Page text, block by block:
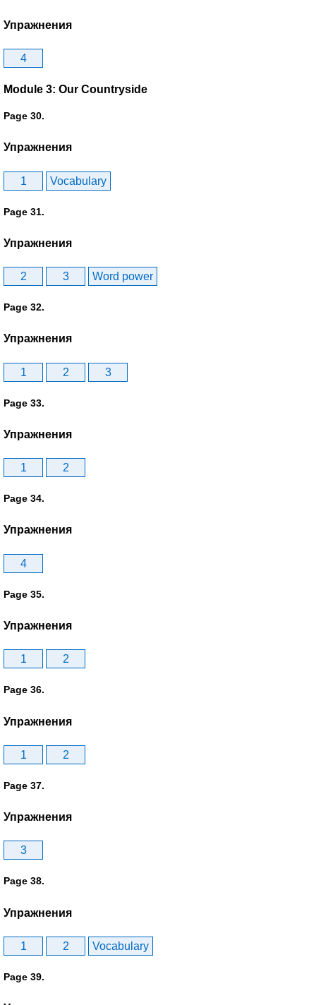
Упражнения
4
Module 3: Our Countryside
Page 30.
Упражнения
1 Vocabulary
Page 31.
Упражнения
2 3 Word power
Page 32.
Упражнения
1 2 3
Page 33.
Упражнения
1 2
Page 34.
Упражнения
4
Page 35.
Упражнения
1 2
Page 36.
Упражнения
1 2
Page 37.
Упражнения
3
Page 38.
Упражнения
1 2 Vocabulary
Page 39.